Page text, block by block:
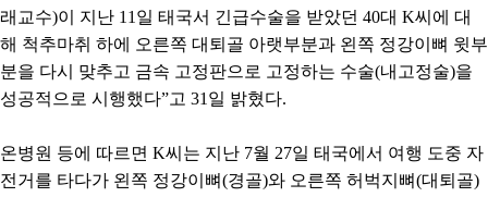
래교수)이 지난 11 일 태국서 긴급수술을 받았던 40대 K씨에 대
해 척추마취 하에 오른쪽 대퇴골 아랫부분과 왼쪽 정강이뼈 윗부
분을 다시 맞추고 금속 고정판으로 고정하는 수술(내고정술)을
성공적으로 시행했다”고 31 일 밝혔다.
온병원 등에 따르면 K씨는 지난 7월 27일 태국에서 여행 도중 자
전거를 타다가 왼쪽 정강이뼈(경골)와 오른쪽 허벅지뼈(대퇴골)